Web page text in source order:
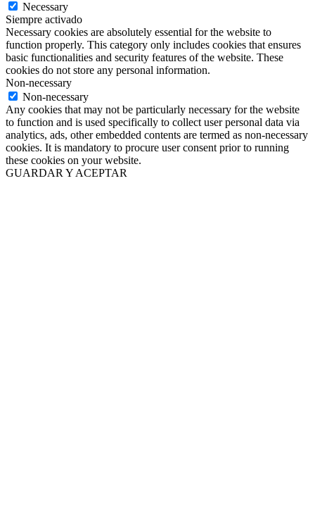
Necessary
Siempre activado
Necessary cookies are absolutely essential for the website to
function properly. This category only includes cookies that ensures
basic functionalities and security features of the website. These
cookies do not store any personal information.
Non-necessary
Non-necessary
Any cookies that may not be particularly necessary for the website
to function and is used specifically to collect user personal data via
analytics, ads, other embedded contents are termed as non-necessary
cookies. It is mandatory to procure user consent prior to running
these cookies on your website.
GUARDAR Y ACEPTAR